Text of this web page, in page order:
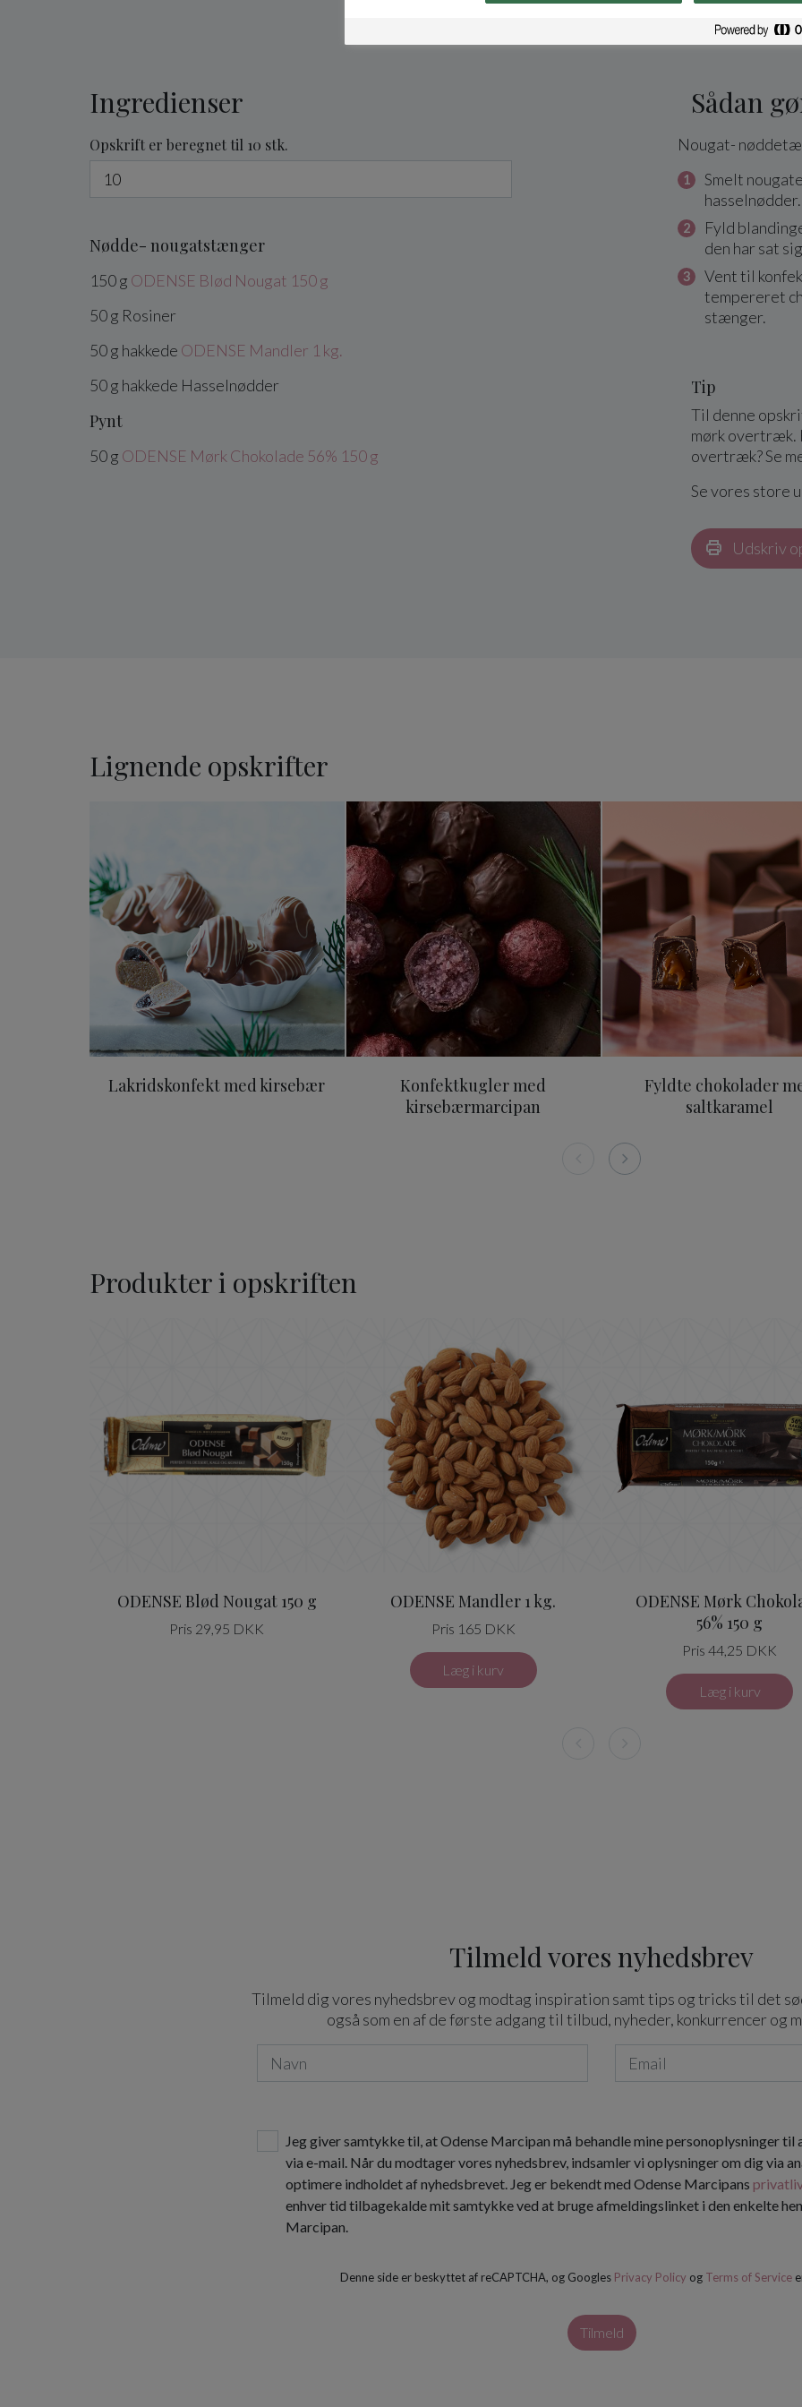
Ingredienser
Opskrift er beregnet til 10 stk.
Nødde- nougatstænger
150g ODENSE Blød Nougat 150 g
50g Rosiner
50g hakkede ODENSE Mandler 1 kg.
50g hakkede Hasselnødder
Pynt
50g ODENSE Mørk Chokolade 56% 150 g
Sådan
Nougat-
Smelt
hasselnødder.
Fyld
den har sat
Vent til
tempereret
stænger.
Tip
Til denne
mørk overtræk.
overtræk? Se
Se vores store
Udskriv
Lignende opskrifter
Lakridskonfekt med kirsebær
Lakridskonfekt med kirsebær
Konfektkugler med
kirsebærmarcipan
Konfektkugler med kirsebærmarcipan
Fyldte chokolader
saltkaramel
Produkter i opskriften
ODENSE Blød Nougat 150 g
Pris 29,95 DKK
ODENSE Mandler 1 kg.
Pris 165 DKK
Læg i kurv
ODENSE Mørk
56% 150 g
Pris 44,25 DKK
Læg i kurv
Tilmeld vores nyhedsbrev
Tilmeld dig vores nyhedsbrev og modtag inspiration samt tips og tricks til det
også som en af de første adgang til tilbud, nyheder, konkurrencer og
Jeg giver samtykke til, at Odense Marcipan må behandle mine personoplysninger til
via e-mail. Når du modtager vores nyhedsbrev, indsamler vi oplysninger om dig via
optimere indholdet af nyhedsbrevet. Jeg er bekendt med Odense Marcipans
enhver tid tilbagekalde mit samtykke ved at bruge afmeldingslinket i den enkelte
Marcipan.
Denne side er beskyttet af reCAPTCHA, og Googles Privacy Policy og Terms of Service
Tilmeld